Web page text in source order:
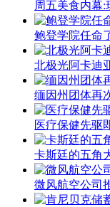
周五美食内幕:
鲍登学院任命
北极光阿卡迪
缅因州团体再
医疗保健先驱
卡斯廷的五角
微风航空公司